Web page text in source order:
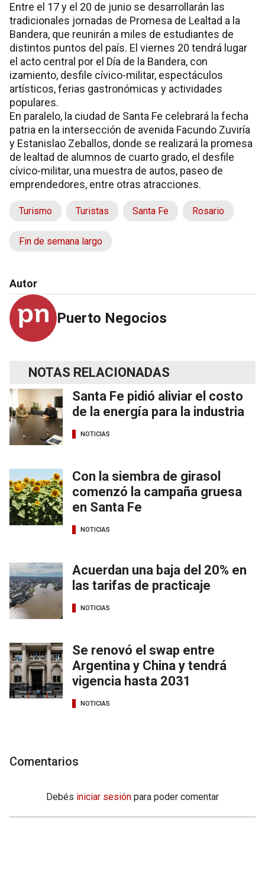
Entre el 17 y el 20 de junio se desarrollarán las
tradicionales jornadas de Promesa de Lealtad a la
Bandera, que reunirán a miles de estudiantes de
distintos puntos del país. El viernes 20 tendrá lugar
el acto central por el Día de la Bandera, con
izamiento, desfile cívico-militar, espectáculos
artísticos, ferias gastronómicas y actividades
populares.
En paralelo, la ciudad de Santa Fe celebrará la fecha
patria en la intersección de avenida Facundo Zuviría
y Estanislao Zeballos, donde se realizará la promesa
de lealtad de alumnos de cuarto grado, el desfile
cívico-militar, una muestra de autos, paseo de
emprendedores, entre otras atracciones.
Turismo Turistas Santa Fe Rosario
Fin de semana largo
Autor
Puerto Negocios
NOTAS RELACIONADAS
Santa Fe pidió aliviar el costo
de la energía para la industria
NOTICIAS
Con la siembra de girasol
comenzó la campaña gruesa
en Santa Fe
NOTICIAS
Acuerdan una baja del 20% en
las tarifas de practicaje
NOTICIAS
Se renovó el swap entre
Argentina y China y tendrá
vigencia hasta 2031
NOTICIAS
Comentarios
Debés iniciar sesión para poder comentar